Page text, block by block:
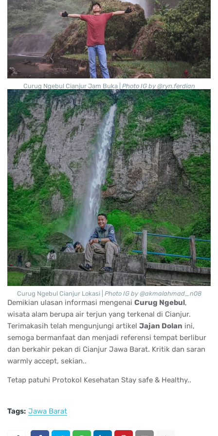
Curug Ngebul Cianjur Jam Buka | Photo IG by @ryn.ferdian
Curug Ngebul Cianjur Lokasi | Photo IG by @akmalahmad_n08
Demikian ulasan informasi mengenai Curug Ngebul,
wisata alam berupa air terjun yang terkenal di Cianjur.
Terimakasih telah mengunjungi artikel Jajan Dolan ini,
semoga bermanfaat dan menjadi referensi tempat berlibur
dan berkahir pekan di Cianjur Jawa Barat. Kritik dan saran
warmly accept, sekian..
Tetap patuhi Protokol Kesehatan Stay safe & Healthy..
Tags: Jawa Barat